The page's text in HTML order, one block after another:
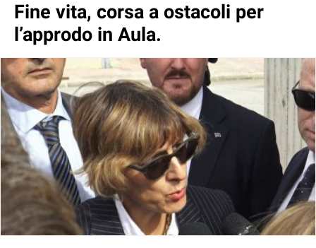
Fine vita, corsa a ostacoli per
l’approdo in Aula.